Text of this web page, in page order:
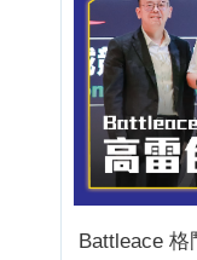
Battleace